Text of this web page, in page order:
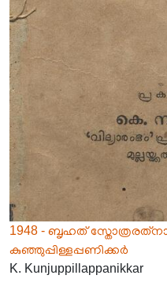
1948 - ബൃഹത്
കുഞ്ഞുപ്പിള്ളപ്പണിക്കർ
K. Kunjuppillappanikkar